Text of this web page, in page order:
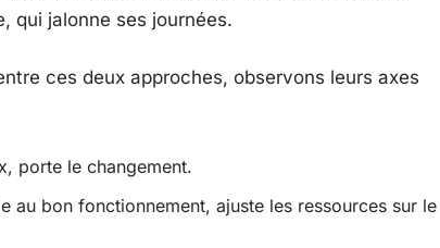
qui jalonne ses journées.
ces deux approches, observons leurs axes
porte le changement.
au bon fonctionnement, ajuste les ressources sur le